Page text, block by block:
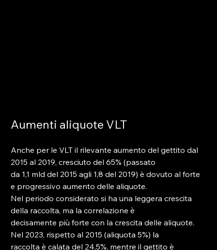
Aumenti aliquote VLT
Anche per le VLT il rilevante aumento del gettito dal
2015 al 2019, cresciuto del 65% (passato
da 1,1 mld del 2015 agli 1,8 del 2019) è dovuto al forte
e progressivo aumento delle aliquote.
Nel periodo considerato si ha una leggera crescita
della raccolta, ma la correlazione è
decisamente più forte con la crescita delle aliquote.
Nel 2023, rispetto al 2015 (aliquota 5%) la
raccolta è calata del 24,5%, mentre il gettito è